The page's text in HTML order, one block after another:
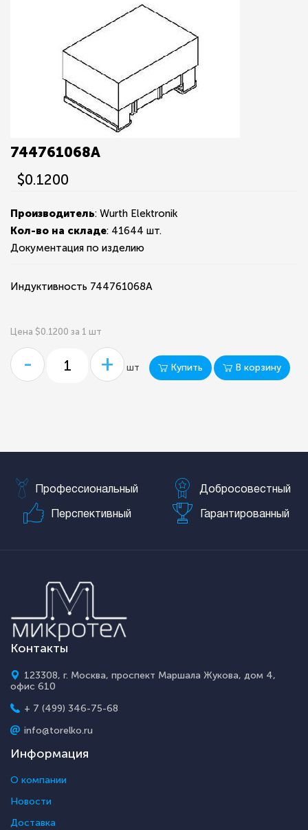
744761068A
$0.1200
Производитель: Wurth Elektronik
Кол-во на складе: 41644 шт.
Документация по изделию
Индуктивность 744761068A
Цена $0.1200 за 1 шт
- + шт Купить В корзину
Профессиональный Добросовестный
Перспективный Гарантированный
Контакты
123308, г. Москва, проспект Маршала Жукова, дом 4,
офис 610
+ 7 (499) 346-75-68
info@torelko.ru
Информация
О компании
Новости
Доставка